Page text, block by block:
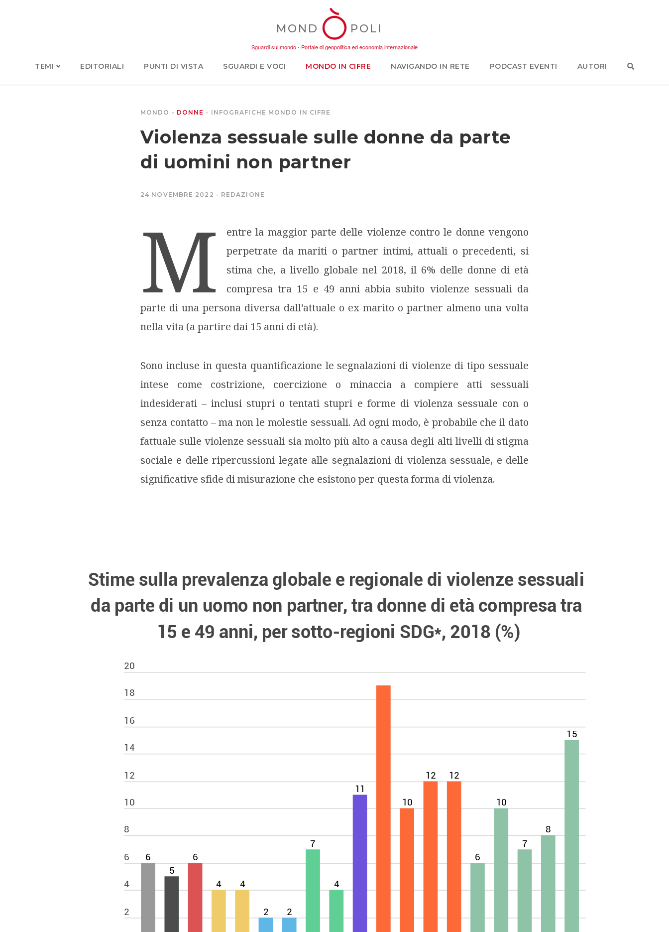
MOND POLI
Sguardi sul mondo - Portale di geopolitica ed economia internazionale
TEMI EDITORIALI PUNTI DI VISTA SGUARDI E VOCI MONDO IN CIFRE NAVIGANDO IN RETE PODCAST EVENTI AUTORI
MONDO DONNE INFOGRAFICHE MONDO IN CIFRE
Violenza sessuale sulle donne da parte
di uomini non partner
24 NOVEMBRE 2022 REDAZIONE
M
entre la maggior parte delle violenze contro le donne vengono
perpetrate da mariti o partner intimi, attuali o precedenti, si
stima che, a livello globale nel 2018, il 6% delle donne di età
compresa tra 15 e 49 anni abbia subito violenze sessuali da
parte di una persona diversa dall’attuale o ex marito o partner almeno una volta
nella vita (a partire dai 15 anni di età).
Sono incluse in questa quantificazione le segnalazioni di violenze di tipo sessuale
intese come costrizione, coercizione o minaccia a compiere atti sessuali
indesiderati – inclusi stupri o tentati stupri e forme di violenza sessuale con o
senza contatto – ma non le molestie sessuali. Ad ogni modo, è probabile che il dato
fattuale sulle violenze sessuali sia molto più alto a causa degli alti livelli di stigma
sociale e delle ripercussioni legate alle segnalazioni di violenza sessuale, e delle
significative sfide di misurazione che esistono per questa forma di violenza.